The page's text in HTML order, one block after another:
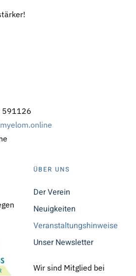
591126
ÜBER UNS
Der Verein
Neuigkeiten
Veranstaltungshinweise
Unser Newsletter
Wir sind Mitglied bei